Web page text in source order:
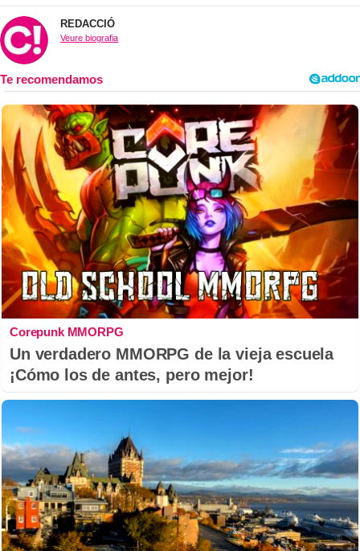
REDACCIÓ
Veure biografia
Corepunk MMORPG
Un verdadero MMORPG de la vieja escuela
¡Cómo los de antes, pero mejor!